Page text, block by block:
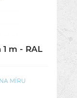
m - RAL
MÍRU